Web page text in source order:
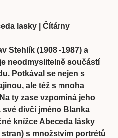
Stehlík (1908 -1987) a
neodmyslitelně součástí
Potkával se nejen s
ale též s mnoha
ty zase vzpomíná jeho
své dívčí jméno Blanka
knížce Abeceda lásky
stran) s množstvím portrétů